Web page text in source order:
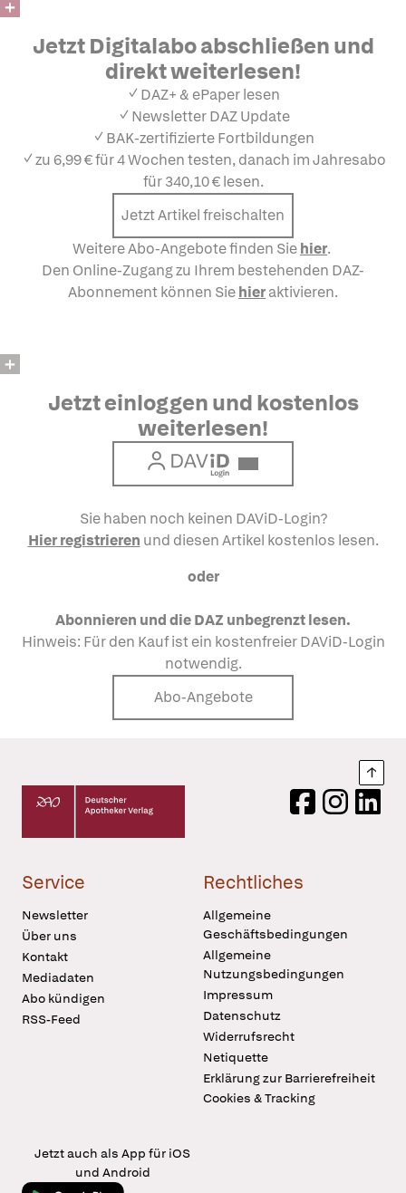
Jetzt Digitalabo abschließen und
direkt weiterlesen!
✓ DAZ+ & ePaper lesen
✓ Newsletter DAZ Update
✓ BAK-zertifizierte Fortbildungen
✓ zu 6,99 € für 4 Wochen testen, danach im Jahresabo
für 340,10 € lesen.
Jetzt Artikel freischalten
Weitere Abo-Angebote finden Siehier.
Den Online-Zugang zu Ihrem bestehenden DAZ-
Abonnement können Siehieraktivieren.
Jetzt einloggen und kostenlos
weiterlesen!
Login
Sie haben noch keinen DAViD-Login?
Hier registrieren und diesen Artikel kostenlos lesen.
oder
Abonnieren und die DAZ unbegrenzt lesen.
Hinweis: Für den Kauf ist ein kostenfreier DAViD-Login
notwendig.
Abo-Angebote
Deutscher Apotheker Verlag Logo
FacebookInstagram
Service
Newsletter
Über uns
Kontakt
Mediadaten
Abo kündigen
RSS-Feed
Rechtliches
Allgemeine
Geschäftsbedingungen
Allgemeine
Nutzungsbedingungen
Impressum
Datenschutz
Widerrufsrecht
Netiquette
Erklärung zur Barrierefreiheit
Cookies & Tracking
Jetzt auch als App für iOS
und Android